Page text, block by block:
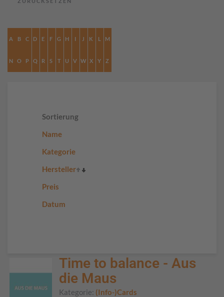
A B C D E F G H I J K L M
N O P Q R S T U V W X Y Z
Sortierung
Name
Kategorie
Hersteller
Preis
Datum
Time to balance - Aus
die Maus
Kategorie: (Info-)Cards